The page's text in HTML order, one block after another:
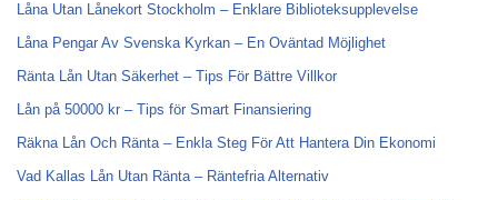
Låna Utan Lånekort Stockholm – Enklare Biblioteksupplevelse
Låna Pengar Av Svenska Kyrkan – En Oväntad Möjlighet
Ränta Lån Utan Säkerhet – Tips För Bättre Villkor
Lån på 50000 kr – Tips för Smart Finansiering
Räkna Lån Och Ränta – Enkla Steg För Att Hantera Din Ekonomi
Vad Kallas Lån Utan Ränta – Räntefria Alternativ